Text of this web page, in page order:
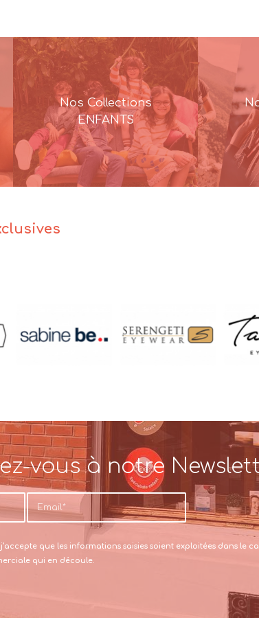
Nos Collections
ENFANTS
vous à notre
que les informations saisies soient exploitées dans le
qui en découle.